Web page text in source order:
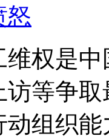
怒
权是
等争
组织